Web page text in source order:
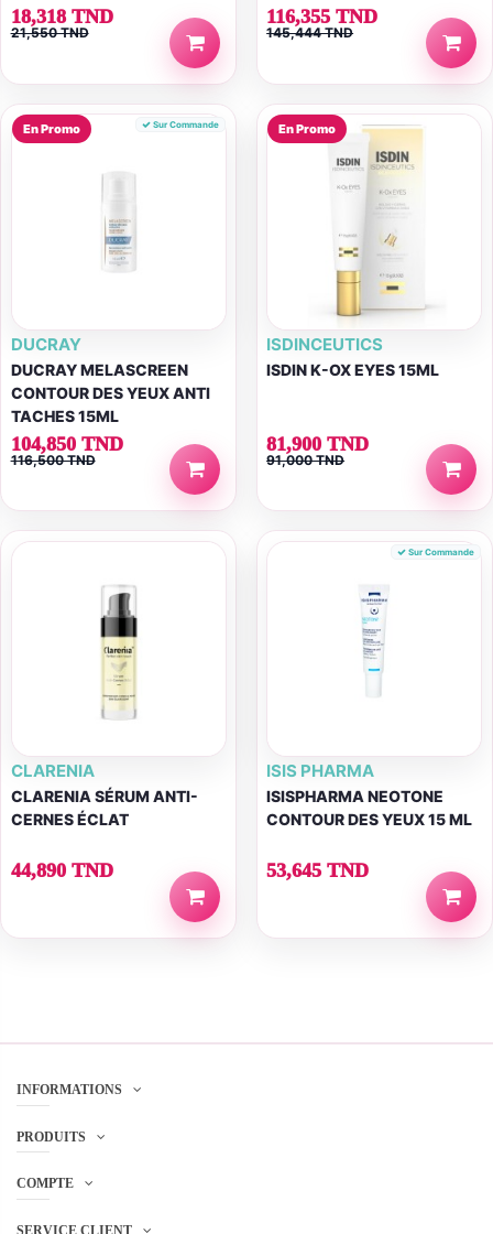
18,318 TND
21,550 TND
116,355 TND
145,444 TND
En Promo Sur Commande
DUCRAY
DUCRAY MELASCREEN
CONTOUR DES YEUX ANTI
TACHES 15ML
104,850 TND
116,500 TND
En Promo
ISDINCEUTICS
ISDIN K-OX EYES 15ML
81,900 TND
91,000 TND
CLARENIA
CLARENIA SÉRUM ANTI-
CERNES ÉCLAT
44,890 TND
Sur Commande
ISIS PHARMA
ISISPHARMA NEOTONE
CONTOUR DES YEUX 15 ML
53,645 TND
INFORMATIONS
PRODUITS
COMPTE